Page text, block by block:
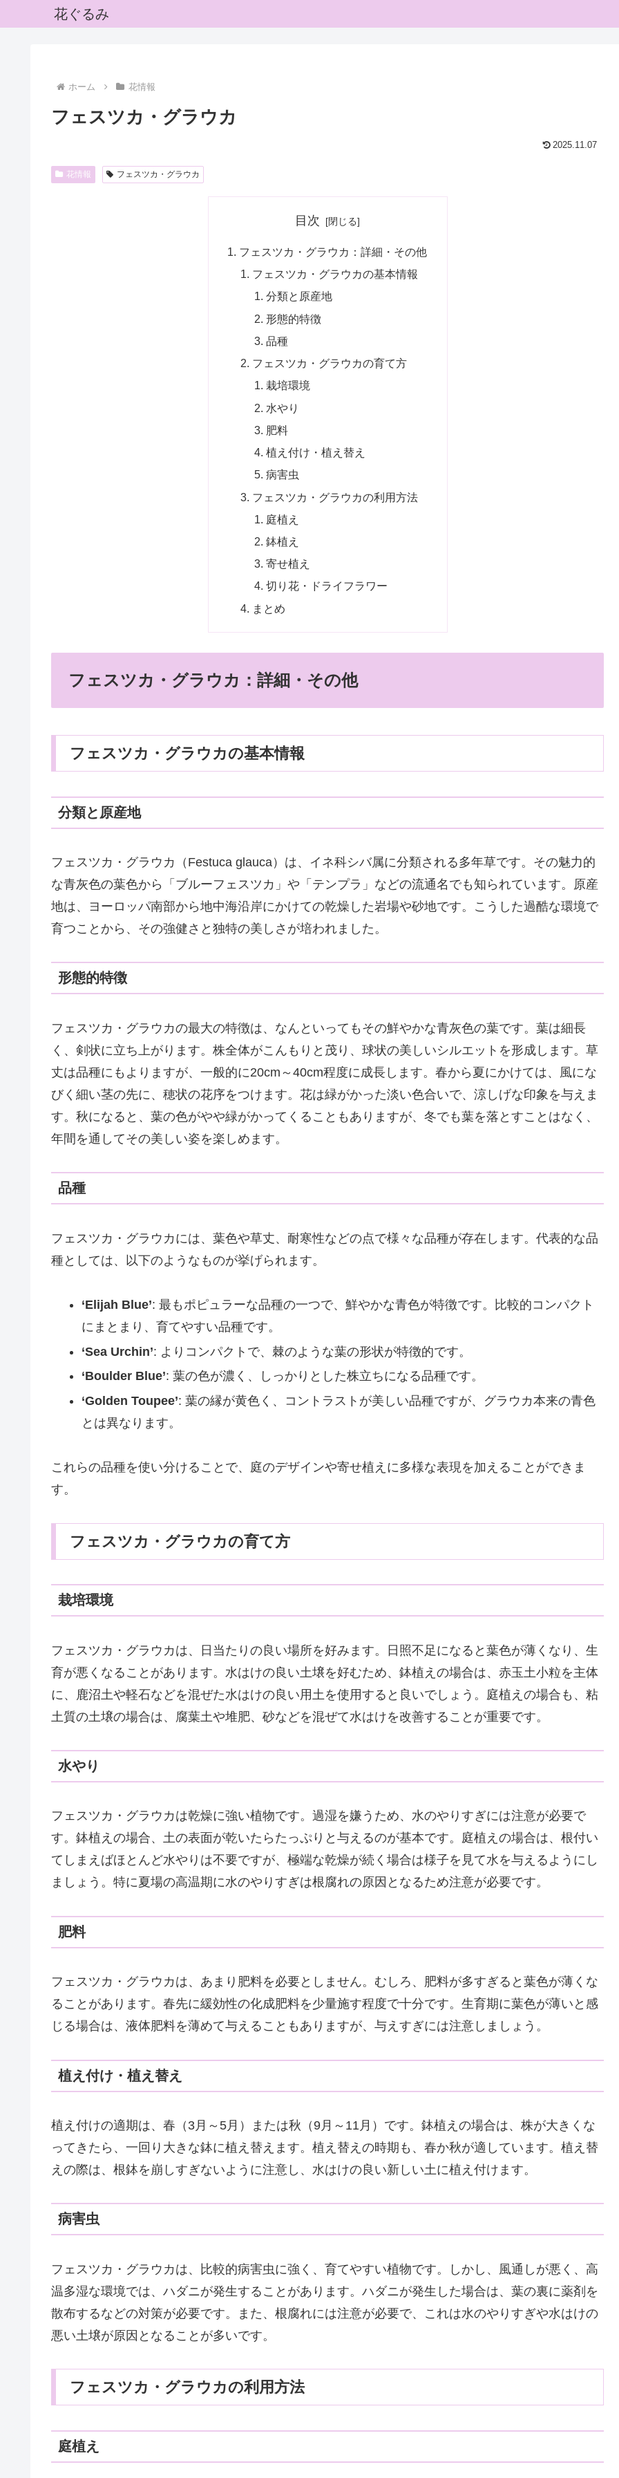
花ぐるみ
ホーム 花情報
フェスツカ・グラウカ
2025.11.07
花情報 フェスツカ・グラウカ
目次
フェスツカ・グラウカ：詳細・その他
フェスツカ・グラウカの基本情報
分類と原産地
形態的特徴
品種
フェスツカ・グラウカの育て方
栽培環境
水やり
肥料
植え付け・植え替え
病害虫
フェスツカ・グラウカの利用方法
庭植え
鉢植え
寄せ植え
切り花・ドライフラワー
まとめ
フェスツカ・グラウカ：詳細・その他
フェスツカ・グラウカの基本情報
分類と原産地
フェスツカ・グラウカ（Festuca glauca）は、イネ科シバ属に分類される多年草です。その魅力的
な青灰色の葉色から「ブルーフェスツカ」や「テンプラ」などの流通名でも知られています。原産
地は、ヨーロッパ南部から地中海沿岸にかけての乾燥した岩場や砂地です。こうした過酷な環境で
育つことから、その強健さと独特の美しさが培われました。
形態的特徴
フェスツカ・グラウカの最大の特徴は、なんといってもその鮮やかな青灰色の葉です。葉は細長
く、剣状に立ち上がります。株全体がこんもりと茂り、球状の美しいシルエットを形成します。草
丈は品種にもよりますが、一般的に20cm～40cm程度に成長します。春から夏にかけては、風にな
びく細い茎の先に、穂状の花序をつけます。花は緑がかった淡い色合いで、涼しげな印象を与えま
す。秋になると、葉の色がやや緑がかってくることもありますが、冬でも葉を落とすことはなく、
年間を通してその美しい姿を楽しめます。
品種
フェスツカ・グラウカには、葉色や草丈、耐寒性などの点で様々な品種が存在します。代表的な品
種としては、以下のようなものが挙げられます。
‘Elijah Blue’: 最もポピュラーな品種の一つで、鮮やかな青色が特徴です。比較的コンパクト
にまとまり、育てやすい品種です。
‘Sea Urchin’: よりコンパクトで、棘のような葉の形状が特徴的です。
‘Boulder Blue’: 葉の色が濃く、しっかりとした株立ちになる品種です。
‘Golden Toupee’: 葉の縁が黄色く、コントラストが美しい品種ですが、グラウカ本来の青色
とは異なります。
これらの品種を使い分けることで、庭のデザインや寄せ植えに多様な表現を加えることができま
す。
フェスツカ・グラウカの育て方
栽培環境
フェスツカ・グラウカは、日当たりの良い場所を好みます。日照不足になると葉色が薄くなり、生
育が悪くなることがあります。水はけの良い土壌を好むため、鉢植えの場合は、赤玉土小粒を主体
に、鹿沼土や軽石などを混ぜた水はけの良い用土を使用すると良いでしょう。庭植えの場合も、粘
土質の土壌の場合は、腐葉土や堆肥、砂などを混ぜて水はけを改善することが重要です。
水やり
フェスツカ・グラウカは乾燥に強い植物です。過湿を嫌うため、水のやりすぎには注意が必要で
す。鉢植えの場合、土の表面が乾いたらたっぷりと与えるのが基本です。庭植えの場合は、根付い
てしまえばほとんど水やりは不要ですが、極端な乾燥が続く場合は様子を見て水を与えるようにし
ましょう。特に夏場の高温期に水のやりすぎは根腐れの原因となるため注意が必要です。
肥料
フェスツカ・グラウカは、あまり肥料を必要としません。むしろ、肥料が多すぎると葉色が薄くな
ることがあります。春先に緩効性の化成肥料を少量施す程度で十分です。生育期に葉色が薄いと感
じる場合は、液体肥料を薄めて与えることもありますが、与えすぎには注意しましょう。
植え付け・植え替え
植え付けの適期は、春（3月～5月）または秋（9月～11月）です。鉢植えの場合は、株が大きくな
ってきたら、一回り大きな鉢に植え替えます。植え替えの時期も、春か秋が適しています。植え替
えの際は、根鉢を崩しすぎないように注意し、水はけの良い新しい土に植え付けます。
病害虫
フェスツカ・グラウカは、比較的病害虫に強く、育てやすい植物です。しかし、風通しが悪く、高
温多湿な環境では、ハダニが発生することがあります。ハダニが発生した場合は、葉の裏に薬剤を
散布するなどの対策が必要です。また、根腐れには注意が必要で、これは水のやりすぎや水はけの
悪い土壌が原因となることが多いです。
フェスツカ・グラウカの利用方法
庭植え